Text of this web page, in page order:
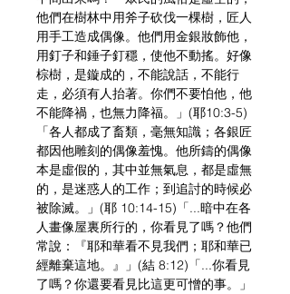
他們在樹林中用斧子砍伐一棵樹，匠人
用手工造成偶像。他們用金銀妝飾他，
用釘子和錘子釘穩，使他不動搖。好像
棕樹，是鏇成的，不能說話，不能行
走，必須有人抬著。你們不要怕他，他
不能降禍，也無力降福。」(耶10:3-5)
「各人都成了畜類，毫無知識；各銀匠
都因他雕刻的偶像羞愧。他所鑄的偶像
本是虛假的，其中並無氣息，都是虛無
的，是迷惑人的工作；到追討的時候必
被除滅。」(耶 10:14-15)「...暗中在各
人畫像屋裏所行的，你看見了嗎？他們
常說：『耶和華看不見我們；耶和華已
經離棄這地。』」(結 8:12)「...你看見
了嗎？你還要看見比這更可憎的事。」